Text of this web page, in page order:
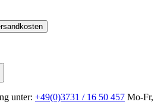
unter: +49(0)3731 / 16 50 457 Mo-Fr,